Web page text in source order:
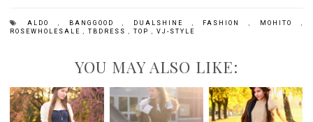
ALDO , BANGGOOD, DUALSHINE , FASHION, MOHITO ,
ROSEWHOLESALE,TBDRESS,TOP,VJ-STYLE
YOU MAY ALSO LIKE: